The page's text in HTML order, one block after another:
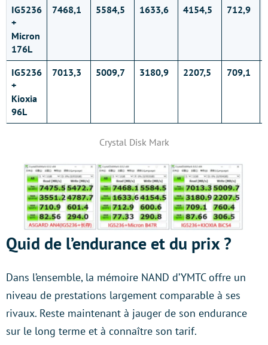
IG5236
+
Micron
176L
7468,1 5584,5 1633,6 4154,5 712,9
IG5236
+
Kioxia
96L
7013,3 5009,7 3180,9 2207,5 709,1
Crystal Disk Mark
Quid de l’endurance et du prix ?
Dans l’ensemble, la mémoire NAND d’YMTC offre un
niveau de prestations largement comparable à ses
rivaux. Reste maintenant à jauger de son endurance
sur le long terme et à connaître son tarif.